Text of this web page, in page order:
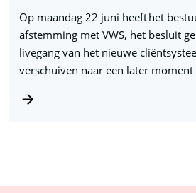
Op maandag 22 juni heeft het
afstemming met VWS, het besluit
livegang van het nieuwe
verschuiven naar een later moment